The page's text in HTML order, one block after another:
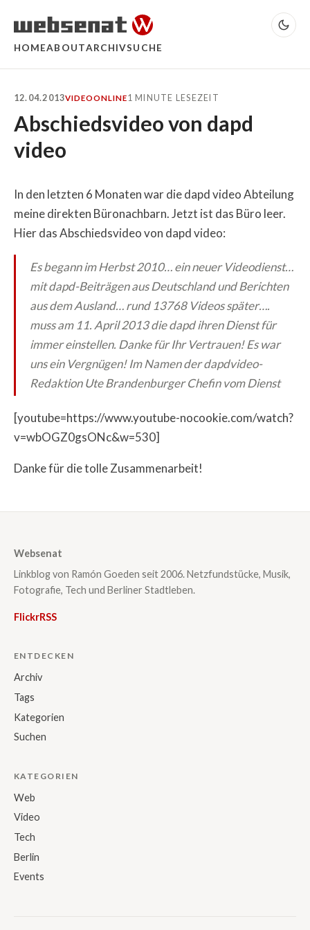
HOMEABOUTARCHIVSUCHE
12.04.2013VIDEOONLINE1 MINUTE LESEZEIT
Abschiedsvideo von dapd
video
In den letzten 6 Monaten war die dapd video Abteilung
meine direkten Büronachbarn. Jetzt ist das Büro leer.
Hier das Abschiedsvideo von dapd video:
Es begann im Herbst 2010… ein neuer Videodienst…
mit dapd-Beiträgen aus Deutschland und Berichten
aus dem Ausland… rund 13768 Videos später….
muss am 11. April 2013 die dapd ihren Dienst für
immer einstellen. Danke für Ihr Vertrauen! Es war
uns ein Vergnügen! Im Namen der dapdvideo-
Redaktion Ute Brandenburger Chefin vom Dienst
[youtube=https://www.youtube-nocookie.com/watch?
v=wbOGZ0gsONc&w=530]
Danke für die tolle Zusammenarbeit!
Websenat
Linkblog von Ramón Goeden seit 2006. Netzfundstücke, Musik,
Fotografie, Tech und Berliner Stadtleben.
FlickrRSS
ENTDECKEN
Archiv
Tags
Kategorien
Suchen
KATEGORIEN
Web
Video
Tech
Berlin
Events